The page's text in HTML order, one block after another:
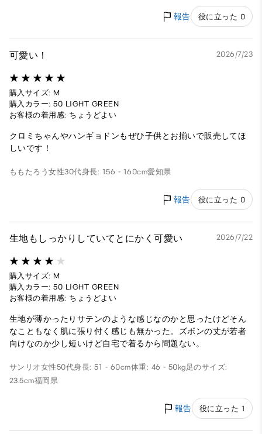
報告 役に立った 0
可愛い！ 2026/7/23
購入サイズ: M
購入カラー: 50 LIGHT GREEN
お客様の着用感: ちょうどよい
クロミちゃんやハンギョドンもぜひ子供とお揃いで販売してほ
しいです！
ももたろう女性30代身長: 156 - 160cm愛知県
報告 役に立った 0
生地もしっかりしていてとにかく可愛い 2026/7/22
購入サイズ: M
購入カラー: 50 LIGHT GREEN
お客様の着用感: ちょうどよい
生地が薄かったりサテンのような感じなのかと思ったけどそん
なこともなく肌に張り付く感じも無かった。ズボンの丈が若者
向けなのか少し短いけど自宅で着るから問題ない。
サンリオ女性50代身長: 51 - 60cm体重: 46 - 50kg足のサイズ:
23.5cm福岡県
報告 役に立った 1